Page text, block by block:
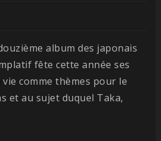
album des japonais
fête cette année ses
comme thèmes pour le
et au sujet duquel Taka,